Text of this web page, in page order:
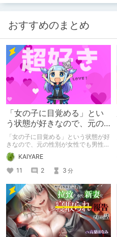
おすすめのまとめ
「女の子に目覚める」とい
う状態が好きなので、元の
性別が女性でも男性でも問
題ない話
「女の子に目覚める」という状態が好
きなので、元の性別が女性でも男性で
も問題ない話
KAIYARE
11
2 3 分